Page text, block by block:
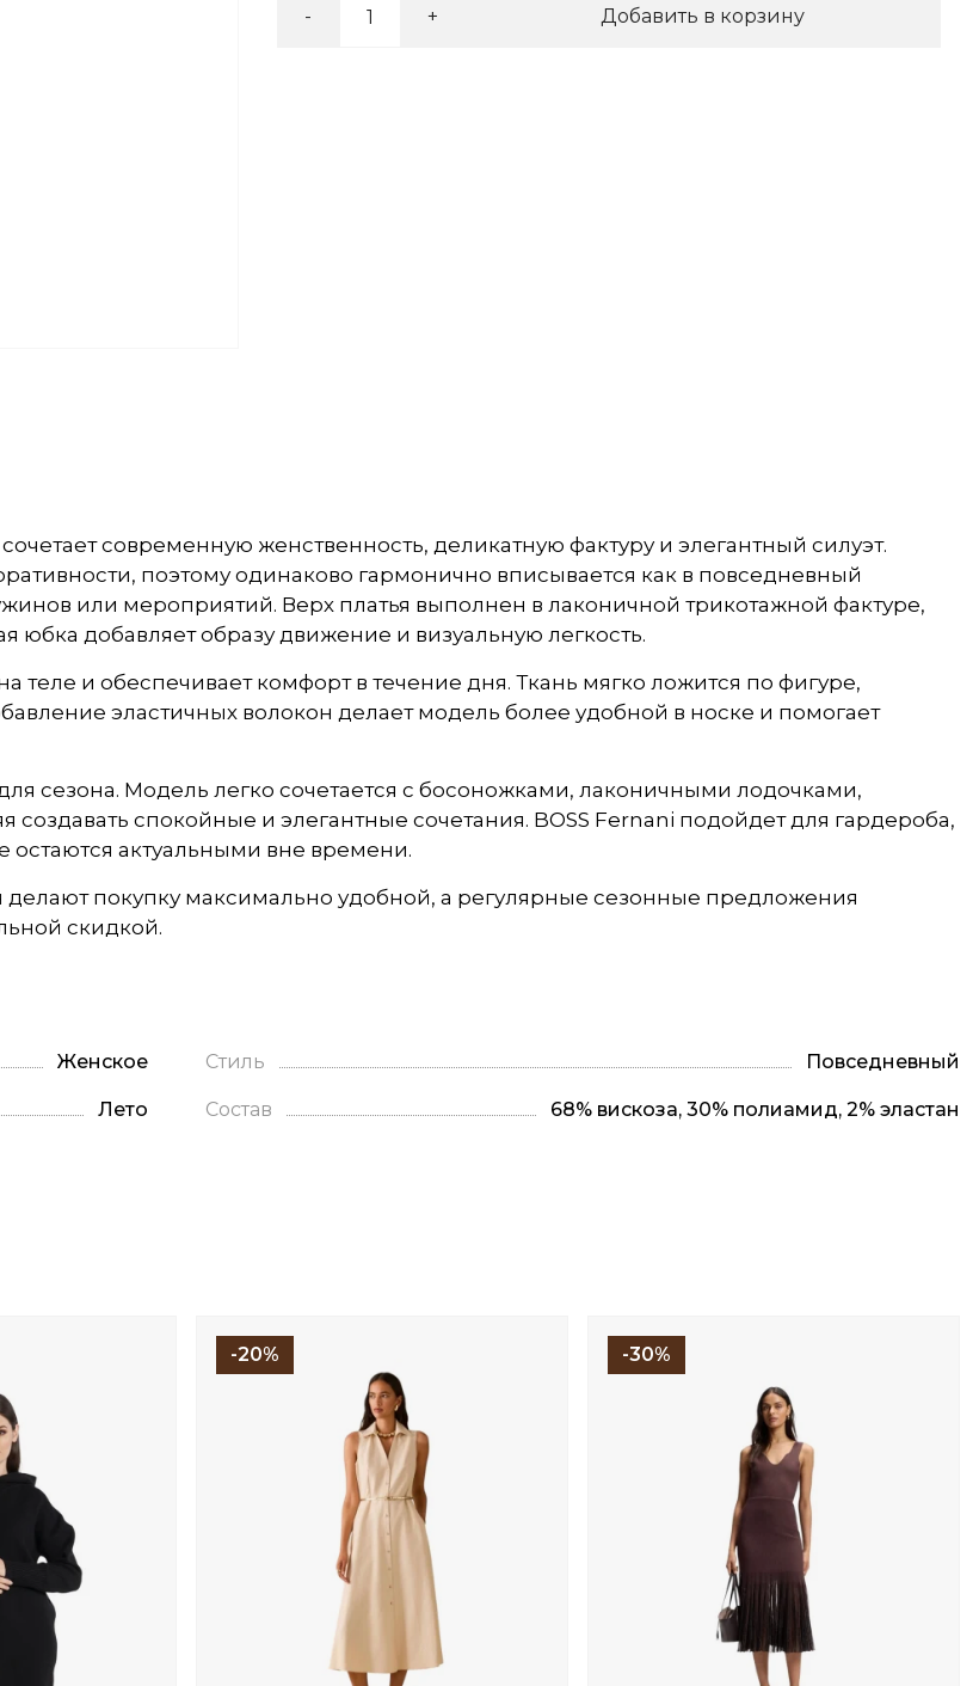
- + Добавить в корзину
современную женственность, деликатную фактуру и элегантный силуэт.
поэтому одинаково гармонично вписывается как в повседневный
или мероприятий. Верх платья выполнен в лаконичной трикотажной фактуре,
юбка добавляет образу движение и визуальную легкость.
и обеспечивает комфорт в течение дня. Ткань мягко ложится по фигуре,
эластичных волокон делает модель более удобной в носке и помогает
сезона. Модель легко сочетается с босоножками, лаконичными лодочками,
спокойные и элегантные сочетания. BOSS Fernani подойдет для гардероба,
актуальными вне времени.
покупку максимально удобной, а регулярные сезонные предложения
скидкой.
Женское Стиль Повседневный
Лето Состав 68% вискоза, 30% полиамид, 2% эластан
-20% -30%